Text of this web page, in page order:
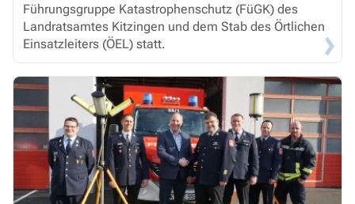
Führungsgruppe Katastrophenschutz (FüGK) des
Landratsamtes Kitzingen und dem Stab des Örtlichen
Einsatzleiters (ÖEL) statt.